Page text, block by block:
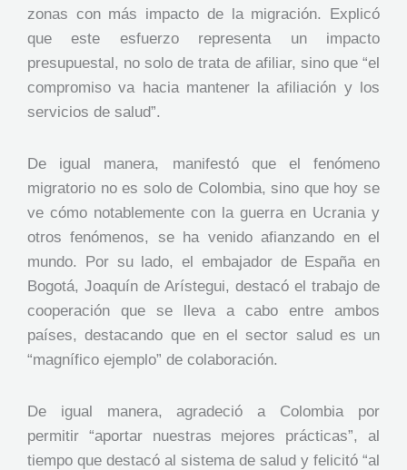
zonas con más impacto de la migración. Explicó
que este esfuerzo representa un impacto
presupuestal, no solo de trata de afiliar, sino que “el
compromiso va hacia mantener la afiliación y los
servicios de salud”.
De igual manera, manifestó que el fenómeno
migratorio no es solo de Colombia, sino que hoy se
ve cómo notablemente con la guerra en Ucrania y
otros fenómenos, se ha venido afianzando en el
mundo. Por su lado, el embajador de España en
Bogotá, Joaquín de Arístegui, destacó el trabajo de
cooperación que se lleva a cabo entre ambos
países, destacando que en el sector salud es un
“magnífico ejemplo” de colaboración.
De igual manera, agradeció a Colombia por
permitir “aportar nuestras mejores prácticas”, al
tiempo que destacó al sistema de salud y felicitó “al